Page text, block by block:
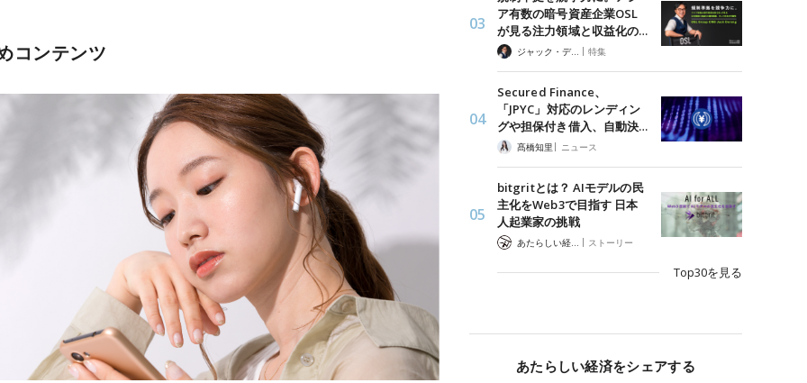
コンテンツ
ア有数の暗号資産企業OSL
が見る注力領域と収益化の…
ジャック・デロン（Jack Derong） | 特集
Secured Finance、
「JPYC」対応のレンディン
グや担保付き借入、自動決…
髙橋知里 | ニュース
bitgritとは？ AIモデルの民
主化をWeb3で目指す 日本
人起業家の挑戦
| ストーリー
Top30を見る
あたらしい経済をシェアする